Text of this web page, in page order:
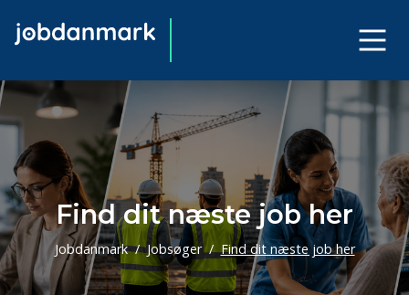
Find dit næste job her
Jobdanmark Jobsøger Find dit næste job her